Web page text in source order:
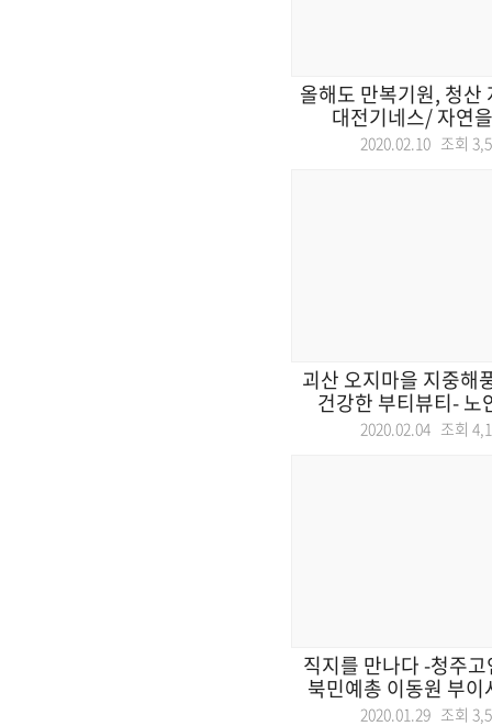
올해도 만복기원, 청
대전기네스/ 자연
2020.02.10 조회
괴산 오지마을 지중해
건강한 부티뷰티- 노
2020.02.04 조회
직지를 만나다 -청주
북민예총 이동원 부
2020.01.29 조회